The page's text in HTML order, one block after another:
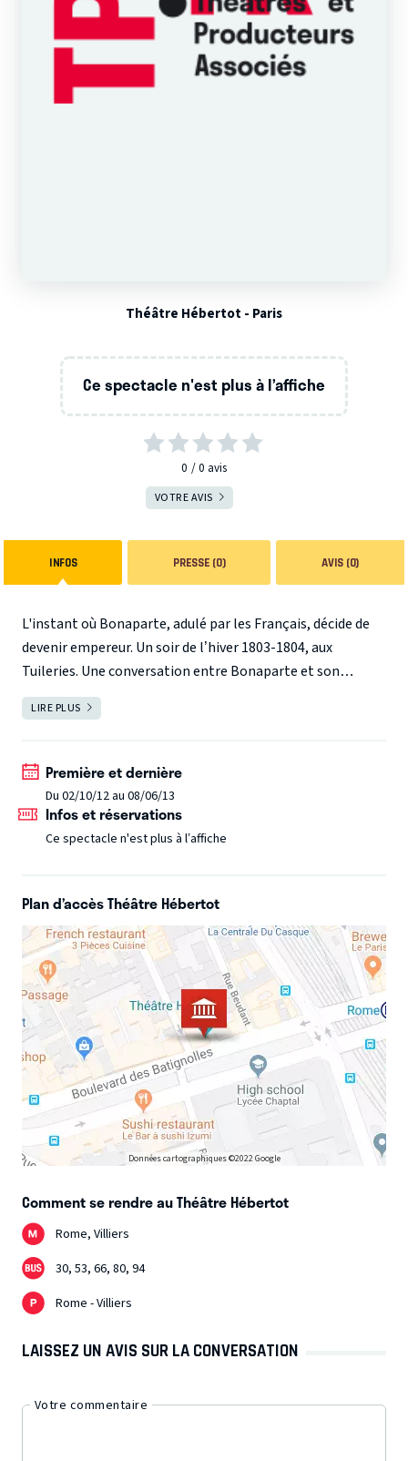
Théâtre Hébertot - Paris
Ce spectacle n'est plus à l’affiche
0 0 avis
VOTRE AVIS
INFOS PRESSE (0) AVIS (0)
L'instant où Bonaparte, adulé par les Français, décide de
devenir empereur. Un soir de l’hiver 1803-1804, aux
Tuileries. Une conversation entre Bonaparte et son
deuxième consul Cambacérès, celui à qui il ne cache rien et
demande tout. Au comble de la tension entre l’esprit
d’Arcole tente de rallier son complice à ses convictions.
Une seule volonté anime le héros républicain: bâtir sa
légende de son vivant. L’empire, va-t-il démontrer avec
éloquence, c’est la république qui monte sur le trône. Jean
LIRE PLUS
Première et dernière
Du 02/10/12 au 08/06/13
Infos et réservations
Ce spectacle n'est plus à l’affiche
Plan d’accès Théâtre Hébertot
Données cartographiques ©2022 Google
Comment se rendre au Théâtre Hébertot
Rome, Villiers
30, 53, 66, 80, 94
Rome - Villiers
LAISSEZ UN AVIS SUR LA CONVERSATION
Votre commentaire